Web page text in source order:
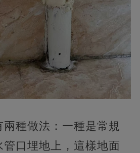
種做法：一種是常規
口埋地上，這樣地面